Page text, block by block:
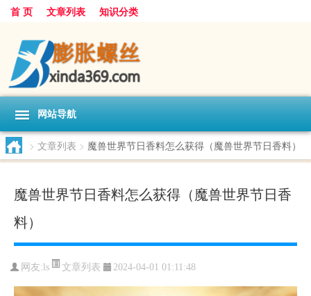
首 页 文章列表 知识分类
网站导航
> 文章列表 > 魔兽世界节日香料怎么获得（魔兽世界节日香料）
魔兽世界节日香料怎么获得（魔兽世界节日香
料）
网友:ls 文章列表 2024-04-01 01:11:48